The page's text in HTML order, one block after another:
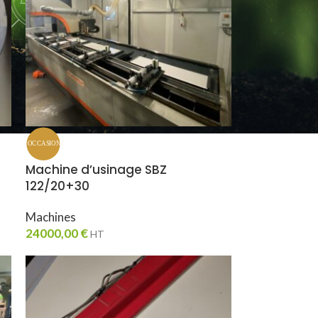
Machine d’usinage SBZ
122/20+30
Machines
24000,00€ HT